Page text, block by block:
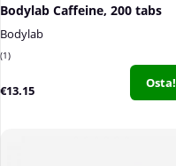
Bodylab Caffeine, 200 tabs
Bodylab
1
€13.15 Osta!